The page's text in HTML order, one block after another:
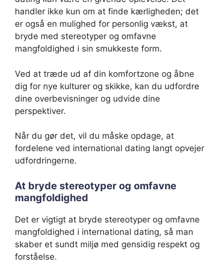
handler ikke kun om at finde kærligheden; det
er også en mulighed for personlig vækst, at
bryde med stereotyper og omfavne
mangfoldighed i sin smukkeste form.
Ved at træde ud af din komfortzone og åbne
dig for nye kulturer og skikke, kan du udfordre
dine overbevisninger og udvide dine
perspektiver.
Når du gør det, vil du måske opdage, at
fordelene ved international dating langt opvejer
udfordringerne.
At bryde stereotyper og omfavne
mangfoldighed
Det er vigtigt at bryde stereotyper og omfavne
mangfoldighed i international dating, så man
skaber et sundt miljø med gensidig respekt og
forståelse.